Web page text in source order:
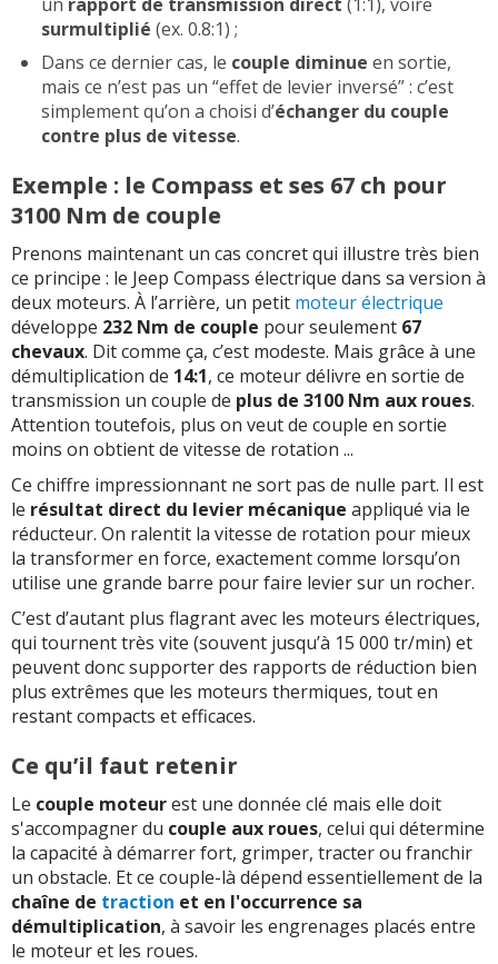
surmultiplié (ex. 0.8:1) ;
Dans ce dernier cas, le couple diminue en sortie,
mais ce n’est pas un “effet de levier inversé” : c’est
simplement qu’on a choisi d’échanger du couple
contre plus de vitesse.
Exemple : le Compass et ses 67 ch pour
3100 Nm de couple
Prenons maintenant un cas concret qui illustre très bien
ce principe : le Jeep Compass électrique dans sa version à
deux moteurs. À l’arrière, un petit moteur électrique
développe 232 Nm de couple pour seulement 67
chevaux. Dit comme ça, c’est modeste. Mais grâce à une
démultiplication de 14:1, ce moteur délivre en sortie de
transmission un couple de plus de 3100 Nm aux roues.
Attention toutefois, plus on veut de couple en sortie
moins on obtient de vitesse de rotation ...
Ce chiffre impressionnant ne sort pas de nulle part. Il est
le résultat direct du levier mécanique appliqué via le
réducteur. On ralentit la vitesse de rotation pour mieux
la transformer en force, exactement comme lorsqu’on
utilise une grande barre pour faire levier sur un rocher.
C’est d’autant plus flagrant avec les moteurs électriques,
qui tournent très vite (souvent jusqu’à 15 000 tr/min) et
peuvent donc supporter des rapports de réduction bien
plus extrêmes que les moteurs thermiques, tout en
restant compacts et efficaces.
Ce qu’il faut retenir
Le couple moteurest une donnée clé mais elle doit
s'accompagner du couple aux roues, celui qui détermine
la capacité à démarrer fort, grimper, tracter ou franchir
un obstacle. Et ce couple-là dépend essentiellement de la
chaîne de traction et en l'occurrence sa
démultiplication, à savoir les engrenages placés entre
le moteur et les roues.